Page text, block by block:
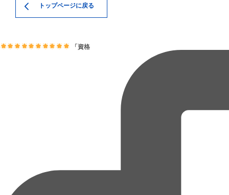
トップページに戻る
「資格